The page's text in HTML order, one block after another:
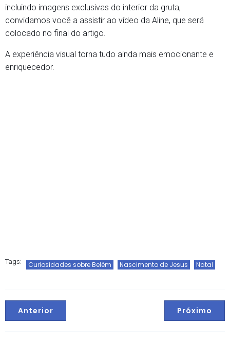
incluindo imagens exclusivas do interior da gruta,
convidamos você a assistir ao vídeo da Aline, que será
colocado no final do artigo.
A experiência visual torna tudo ainda mais emocionante e
enriquecedor.
Tags: Curiosidades sobre Belém Nascimento de Jesus Natal
Anterior Próximo